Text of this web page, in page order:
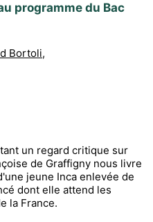
programme du Bac
Bortoli,
un regard critique sur
de Graffigny nous livre
jeune Inca enlevée de
dont elle attend les
la France.